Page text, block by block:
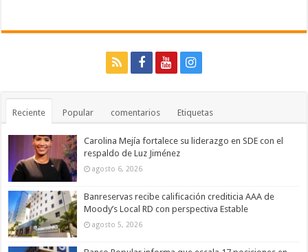
Reciente Popular comentarios Etiquetas
Carolina Mejía fortalece su liderazgo en SDE con el
respaldo de Luz Jiménez
agosto 6, 2026
Banreservas recibe calificación crediticia AAA de
Moody’s Local RD con perspectiva Estable
agosto 5, 2026